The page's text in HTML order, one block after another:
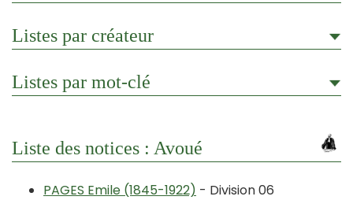
Listes par créateur
Listes par mot-clé
Liste des notices : Avoué
PAGES Emile (1845-1922) - Division 06